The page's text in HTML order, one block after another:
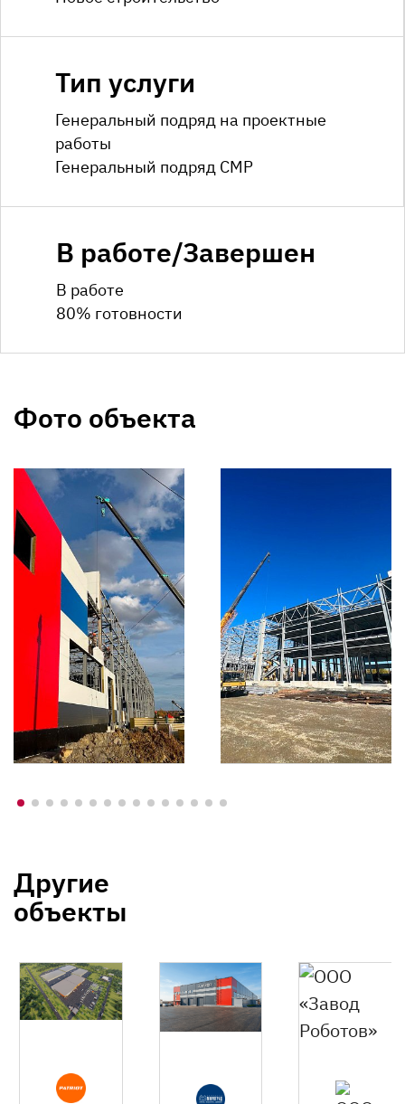
Тип услуги
Генеральный подряд на проектные
работы
Генеральный подряд СМР
В работе/Завершен
В работе
80% готовности
Фото объекта
Другие
объекты